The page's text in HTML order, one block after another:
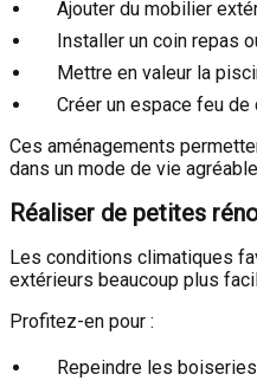
Ajouter du mobilier
Installer un coin repas
Mettre en valeur la
Créer un espace feu de
Ces aménagements
dans un mode de vie
Réaliser de petites
Les conditions climatiques
extérieurs beaucoup plus
Profitez-en pour :
Repeindre les boiseries